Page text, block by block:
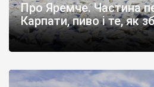
Про Яремче. Частина
Карпати, пиво і те, як